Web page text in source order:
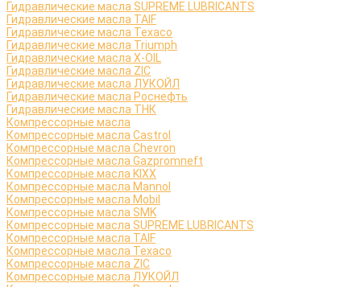
Гидравлические масла SUPREME LUBRICANTS
Гидравлические масла TAIF
Гидравлические масла Texaco
Гидравлические масла Triumph
Гидравлические масла X-OIL
Гидравлические масла ZIC
Гидравлические масла ЛУКОЙЛ
Гидравлические масла Роснефть
Гидравлические масла ТНК
Компрессорные масла
Компрессорные масла Castrol
Компрессорные масла Chevron
Компрессорные масла Gazpromneft
Компрессорные масла KIXX
Компрессорные масла Mannol
Компрессорные масла Mobil
Компрессорные масла SMK
Компрессорные масла SUPREME LUBRICANTS
Компрессорные масла TAIF
Компрессорные масла Texaco
Компрессорные масла ZIC
Компрессорные масла ЛУКОЙЛ